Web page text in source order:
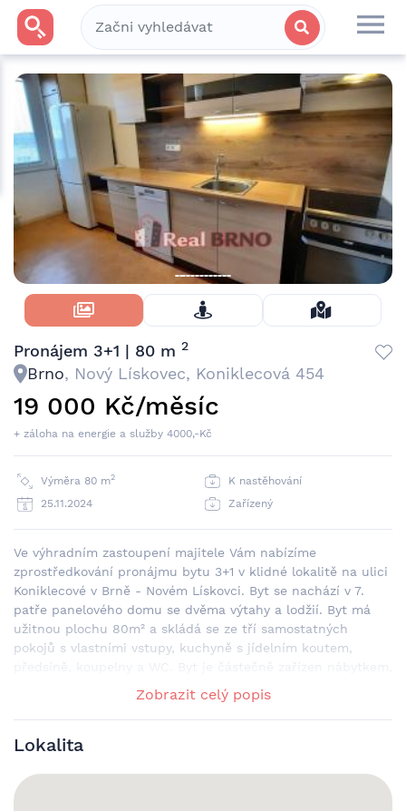
Skrýt Fotky
Pronájem 3+1 | 80 m 2
Brno, Nový Lískovec, Koniklecová 454
19 000 Kč/měsíc
+ záloha na energie a služby 4000,-Kč
Výměra 80 m2
K nastěhování
25.11.2024
Zařízený
Ve výhradním zastoupení majitele Vám nabízíme
zprostředkování pronájmu bytu 3+1 v klidné lokalitě na ulici
Koniklecové v Brně - Novém Lískovci. Byt se nachází v 7.
patře panelového domu se dvěma výtahy a lodžií. Byt má
užitnou plochu 80m² a skládá se ze tří samostatných
pokojů s vlastními vstupy, kuchyně s jídelním koutem,
v kuchyni je linka s elektrickým sporákem, lednice s
mrazákem, myčka a stůl s židlemi. V koupelně je k dispozici
vana, keramické umyvadlo se zrcadlem a pračka. Z
obývacího pokoje je přímý vstup na prostorou lodžii s
náleží i sklep v suterénu domu. Připojení TV a internetu
pomocí kabelu je možné na náklady nájemce. Díky své
Zobrazit celý popis
Lokalita